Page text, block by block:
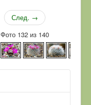
След. →
Фото 132 из 140